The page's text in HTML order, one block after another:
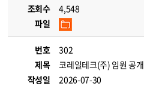
조회수
4,548
파일
번호
302
제목
코레일테크(주) 임원 공
작성일
2026-07-30